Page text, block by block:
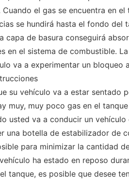
el gas se encuentra en
se hundirá hasta el fondo del
capa de basura conseguirá
en el sistema de combustible.
va a experimentar un bloqueo
su vehículo va a estar sentado
muy, muy poco gas en el
usted va a conducir un
una botella de estabilizador de
para minimizar la cantidad
ha estado en reposo
tanque, es posible que desee